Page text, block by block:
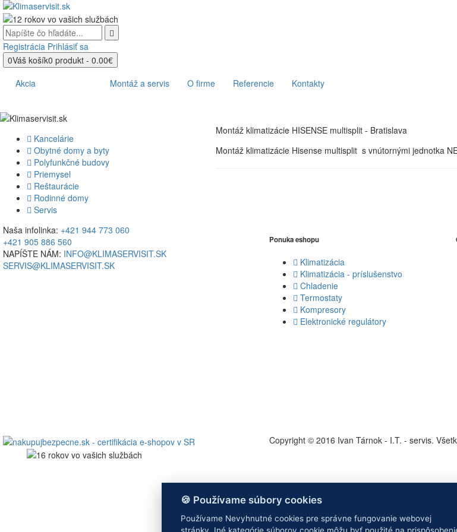
Registrácia Prihlásiť sa
0Váš košík0 produkt - 0.00€
Akcia
Montáž a servis O firme Referencie Kontakty
Montáž klimatizácie HISENSE multisplit - Bratislava
Montáž klimatizácie Hisense multisplit s vnútornými jednotka
Kancelárie
Obytné domy a byty
Polyfunkčné budovy
Priemysel
Reštaurácie
Rodinné domy
Servis
Naša infolinka: +421 944 773 060
+421 905 886 560
NAPÍŠTE NÁM: INFO@KLIMASERVISIT.SK
SERVIS@KLIMASERVISIT.SK
Ponuka eshopu
Klimatizácia
Klimatizácia - príslušenstvo
Chladenie
Termostaty
Kompresory
Elektronické regulátory
Copyright © 2016 Ivan Tárnok - I.T. - servis.
🍪 Používame súbory cookies
Používame Nevyhnutné cookies pre správne fungovanie webovej